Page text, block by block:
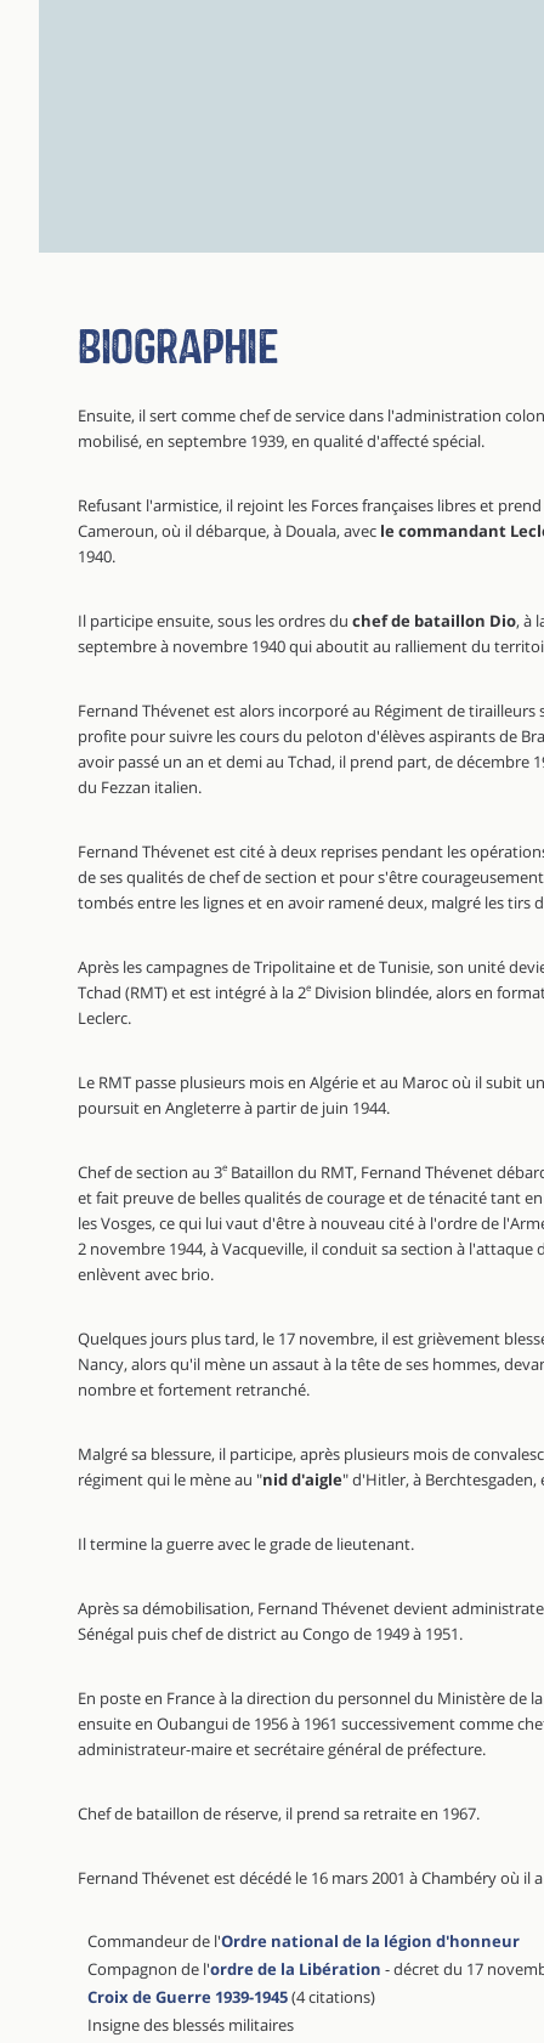
Biographie
Ensuite, il sert comme chef de service dans l'administration
mobilisé, en septembre 1939, en qualité d'affecté spécial.
Refusant l'armistice, il rejoint les Forces françaises libres et
Cameroun, où il débarque, à Douala, avec le commandant
1940.
Il participe ensuite, sous les ordres du chef de bataillon Dio, à
septembre à novembre 1940 qui aboutit au ralliement du
Fernand Thévenet est alors incorporé au Régiment de tirailleurs
profite pour suivre les cours du peloton d'élèves aspirants de
avoir passé un an et demi au Tchad, il prend part, de décembre
du Fezzan italien.
Fernand Thévenet est cité à deux reprises pendant les
de ses qualités de chef de section et pour s'être
tombés entre les lignes et en avoir ramené deux, malgré les tirs
Après les campagnes de Tripolitaine et de Tunisie, son unité
Tchad (RMT) et est intégré à la 2e Division blindée, alors en
Leclerc.
Le RMT passe plusieurs mois en Algérie et au Maroc où il subit
poursuit en Angleterre à partir de juin 1944.
Chef de section au 3e Bataillon du RMT, Fernand Thévenet
et fait preuve de belles qualités de courage et de ténacité tant
les Vosges, ce qui lui vaut d'être à nouveau cité à l'ordre de
2 novembre 1944, à Vacqueville, il conduit sa section à l'attaque
enlèvent avec brio.
Quelques jours plus tard, le 17 novembre, il est grièvement
Nancy, alors qu'il mène un assaut à la tête de ses hommes,
nombre et fortement retranché.
Malgré sa blessure, il participe, après plusieurs mois de
régiment qui le mène au "nid d'aigle" d'Hitler, à Berchtesgaden,
Il termine la guerre avec le grade de lieutenant.
Après sa démobilisation, Fernand Thévenet devient
Sénégal puis chef de district au Congo de 1949 à 1951.
En poste en France à la direction du personnel du Ministère de la
ensuite en Oubangui de 1956 à 1961 successivement comme
administrateur-maire et secrétaire général de préfecture.
Chef de bataillon de réserve, il prend sa retraite en 1967.
Fernand Thévenet est décédé le 16 mars 2001 à Chambéry où il
Commandeur de l'Ordre national de la légion d'honneur
Compagnon de l'ordre de la Libération - décret du 17
Croix de Guerre 1939-1945(4 citations)
Insigne des blessés militaires